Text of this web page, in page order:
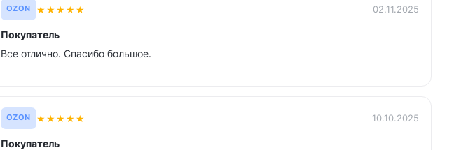
OZON ★★★★★ 02.11.2025
Покупатель
Все отлично. Спасибо большое.
OZON ★★★★★ 10.10.2025
Покупатель